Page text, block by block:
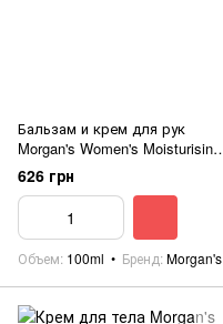
Бальзам и крем для рук
Morgan's Women's Moisturising
Hand Cream Jar 100ml
626 грн
Объем 100ml Бренд Morgan's